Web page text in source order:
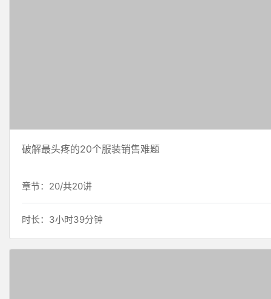
破解最头疼的20个服装销售难题
章节：20/共20讲
时长：3小时39分钟